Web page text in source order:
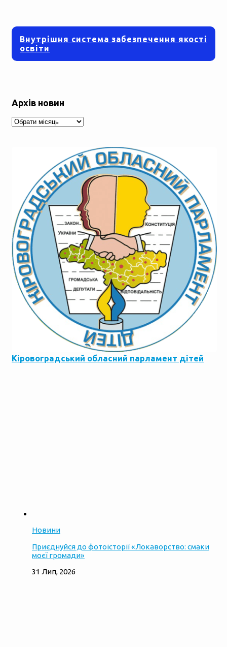
Внутрішня система забезпечення якості
освіти
Архів новин
Архів
новин
Кіровоградський обласний парламент дітей
Новини
Приєднуйся до фотоісторії «Локаворство: смаки
моєї громади»
31 Лип, 2026